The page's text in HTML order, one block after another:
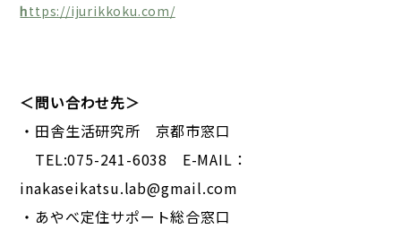
https://ijurikkoku.com/
＜問い合わせ先＞
・田舎生活研究所 京都市窓口
TEL:075-241-6038 E-MAIL：
inakaseikatsu.lab@gmail.com
・あやべ定住サポート総合窓口